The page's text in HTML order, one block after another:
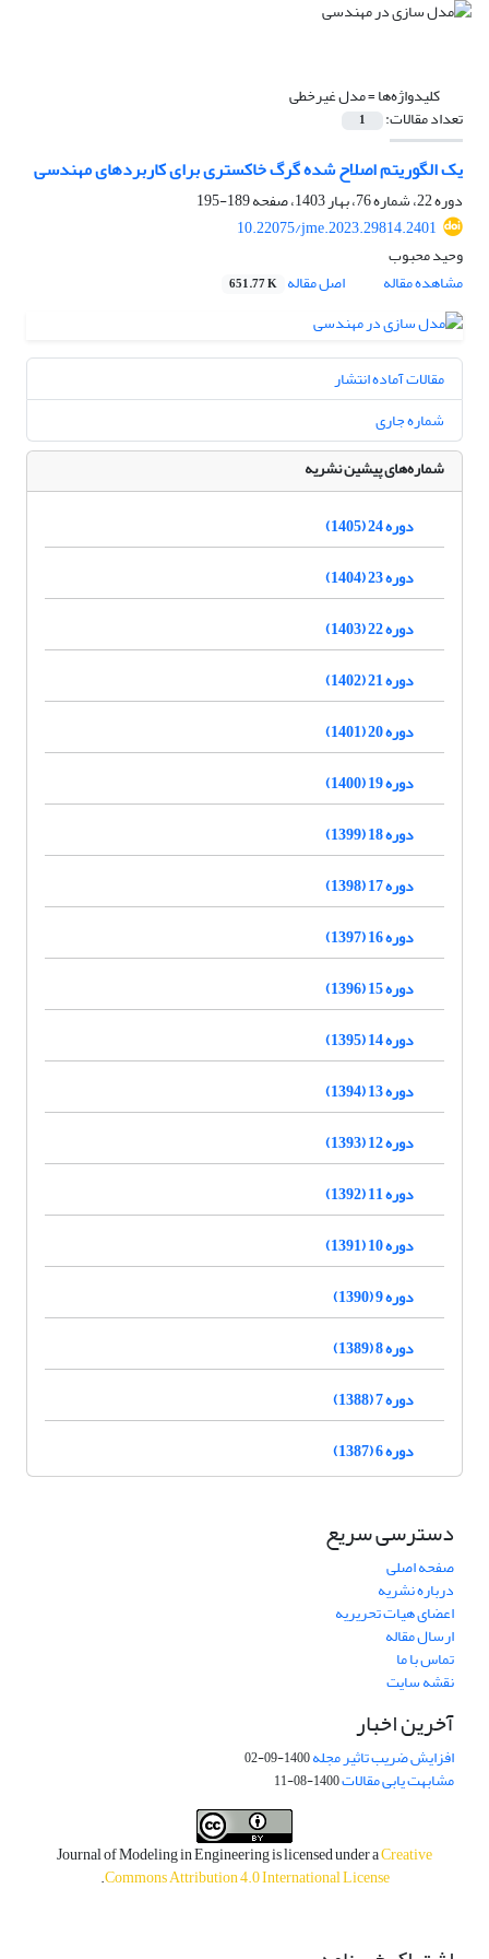
کلیدواژه‌ها =مدل غیرخطی
تعداد مقالات: 1
یک الگوریتم اصلاح شده گرگ خاکستری برای کاربردهای مهندسی
دوره 22، شماره 76، بهار 1403، صفحه
189-195
10.22075/jme.2023.29814.2401
وحید محبوب
مشاهده مقاله
اصل مقاله 651.77 K
مقالات آماده انتشار
شماره جاری
شماره‌های پیشین نشریه
دوره 24 (1405)
دوره 23 (1404)
دوره 22 (1403)
دوره 21 (1402)
دوره 20 (1401)
دوره 19 (1400)
دوره 18 (1399)
دوره 17 (1398)
دوره 16 (1397)
دوره 15 (1396)
دوره 14 (1395)
دوره 13 (1394)
دوره 12 (1393)
دوره 11 (1392)
دوره 10 (1391)
دوره 9 (1390)
دوره 8 (1389)
دوره 7 (1388)
دوره 6 (1387)
دسترسی سریع
صفحه اصلی
درباره نشریه
اعضای هیات تحریریه
ارسال مقاله
تماس با ما
نقشه سایت
آخرین اخبار
افزایش ضریب تاثیر مجله1400-09-02
مشابهت یابی مقالات1400-08-11
Journal of Modeling in Engineering is licensed under aCreative
Commons Attribution 4.0 International License
.